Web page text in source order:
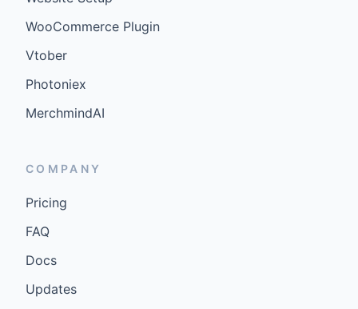
WooCommerce Plugin
Vtober
Photoniex
MerchmindAI
COMPANY
Pricing
FAQ
Docs
Updates